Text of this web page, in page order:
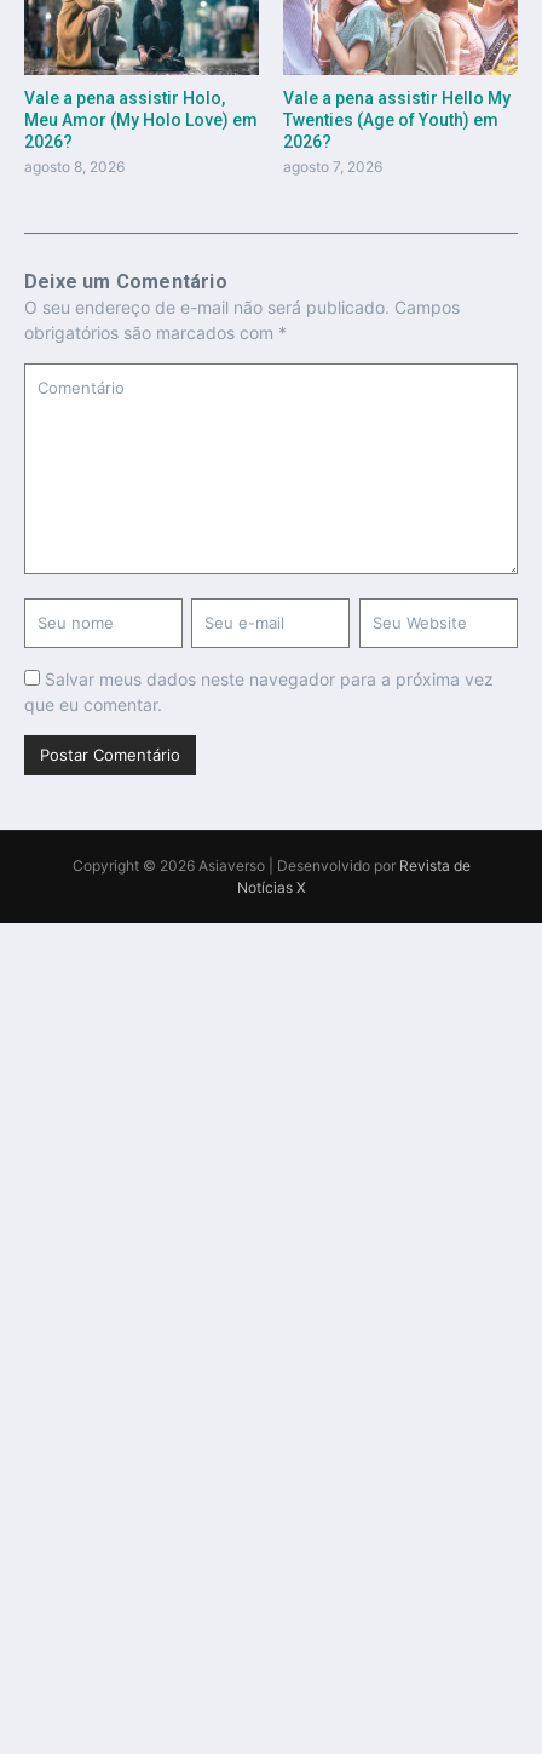
Vale a pena assistir Holo,
Meu Amor (My Holo Love) em
2026?
agosto 8, 2026
Vale a pena assistir Hello My
Twenties (Age of Youth) em
2026?
agosto 7, 2026
Deixe um Comentário
O seu endereço de e-mail não será publicado. Campos
obrigatórios são marcados com *
Salvar meus dados neste navegador para a próxima vez
que eu comentar.
Copyright © 2026 Asiaverso | Desenvolvido por Revista de
Notícias X